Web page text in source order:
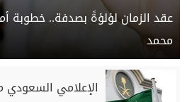
عقد الزمان لؤلؤةً بصدفة.. خطوبة
محمد
الإعلامي